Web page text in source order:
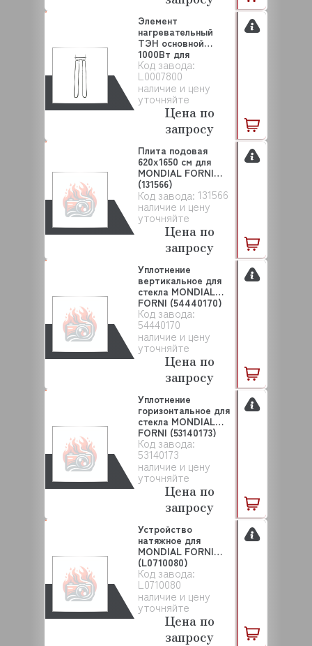
Код завода:
L0007800
наличие и цену
уточняйте
Элемент
нагревательный
ТЭН основной
1000Вт для
MONDIAL FORNI
(L00...
Цена по
запросу
Код завода: 131566
наличие и цену
уточняйте
Плита подовая
620х1650 см для
MONDIAL FORNI
(131566)
Цена по
запросу
Код завода:
54440170
наличие и цену
уточняйте
Уплотнение
вертикальное для
стекла MONDIAL
FORNI (54440170)
Цена по
запросу
Код завода:
53140173
наличие и цену
уточняйте
Уплотнение
горизонтальное для
стекла MONDIAL
FORNI (53140173)
Цена по
запросу
Код завода:
L0710080
наличие и цену
уточняйте
Устройство
натяжное для
MONDIAL FORNI
(L0710080)
Цена по
запросу